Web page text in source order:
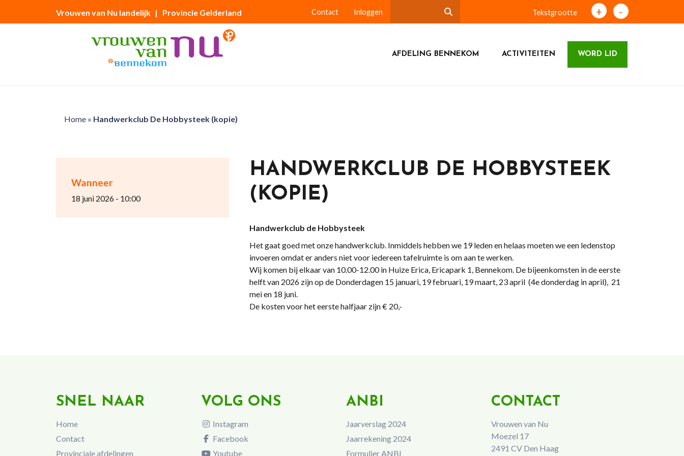
Vrouwen van Nu landelijk | Provincie Gelderland Contact Inloggen Tekstgrootte + -
AFDELING BENNEKOM ACTIVITEITEN WORD LID
Home» Handwerkclub De Hobbysteek (kopie)
Wanneer
18 juni 2026 - 10:00
HANDWERKCLUB DE HOBBYSTEEK
(KOPIE)
Handwerkclub de Hobbysteek
Het gaat goed met onze handwerkclub. Inmiddels hebben we 19 leden en helaas moeten we een ledenstop
invoeren omdat er anders niet voor iedereen tafelruimte is om aan te werken.
Wij komen bij elkaar van 10.00-12.00 in Huize Erica, Ericapark 1, Bennekom. De bijeenkomsten in de eerste
helft van 2026 zijn op de Donderdagen 15 januari, 19 februari, 19 maart, 23 april (4e donderdag in april), 21
mei en 18 juni.
De kosten voor het eerste halfjaar zijn € 20,-
SNEL NAAR
Home
Contact
Provinciale afdelingen
VOLG ONS
Instagram
Facebook
Youtube
ANBI
Jaarverslag 2024
Jaarrekening 2024
Formulier ANBI
CONTACT
Vrouwen van Nu
Moezel 17
2491 CV Den Haag